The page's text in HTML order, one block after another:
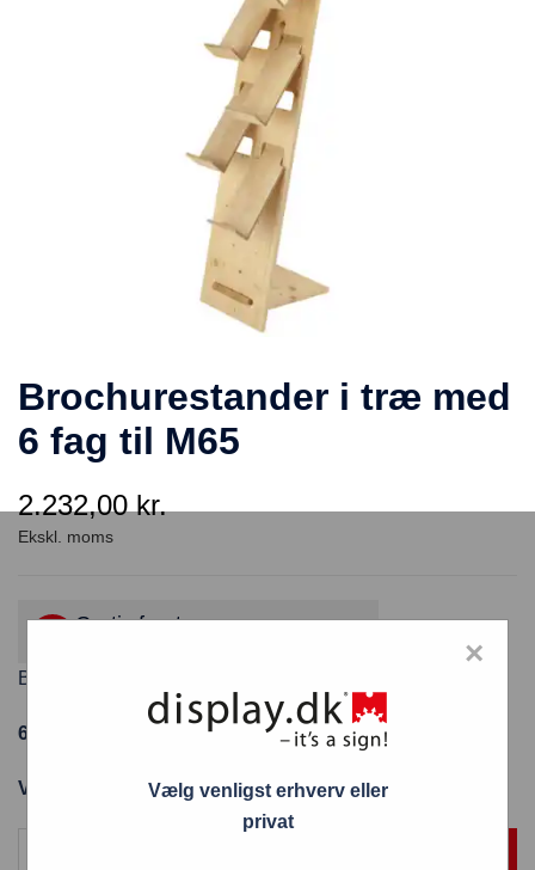
Brochurestander i træ med
6 fag til M65
2.232,00kr.
Gratis fragt
Brochurestander i træ med
6 fag M65 høj
Varenummer: BHKF6xM65Vælg venligst erhverv eller
privat
×